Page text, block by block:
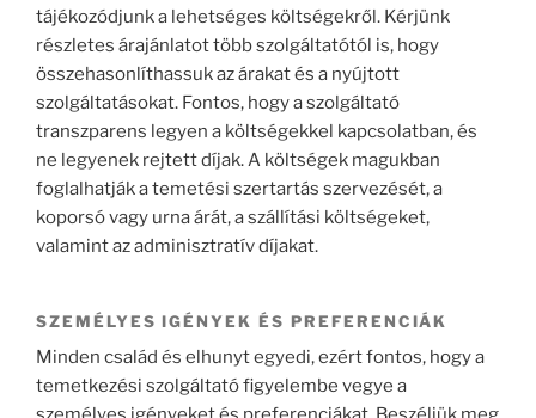
tájékozódjunk a lehetséges költségekről. Kérjünk
részletes árajánlatot több szolgáltatótól is, hogy
összehasonlíthassuk az árakat és a nyújtott
szolgáltatásokat. Fontos, hogy a szolgáltató
transzparens legyen a költségekkel kapcsolatban, és
ne legyenek rejtett díjak. A költségek magukban
foglalhatják a temetési szertartás szervezését, a
koporsó vagy urna árát, a szállítási költségeket,
valamint az adminisztratív díjakat.
SZEMÉLYES IGÉNYEK ÉS PREFERENCIÁK
Minden család és elhunyt egyedi, ezért fontos, hogy a
temetkezési szolgáltató figyelembe vegye a